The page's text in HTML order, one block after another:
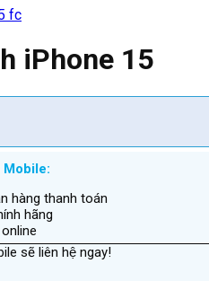
iPhone 15
Mobile:
hàng thanh toán
hãng
sẽ liên hệ ngay!